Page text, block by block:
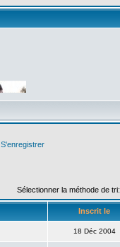
S'enregistrer
Sélectionner la méthode de tri:
Inscrit le
18 Déc 2004